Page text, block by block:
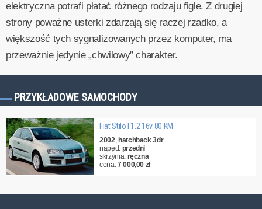
elektryczna potrafi płatać różnego rodzaju figle. Z drugiej
strony poważne usterki zdarzają się raczej rzadko, a
większość tych sygnalizowanych przez komputer, ma
przeważnie jedynie „chwilowy” charakter.
PRZYKŁADOWE SAMOCHODY
Fiat Stilo I 1.2 16v 80 KM
2002, hatchback 3dr
napęd: przedni
skrzynia: ręczna
cena:7 000,00 zł